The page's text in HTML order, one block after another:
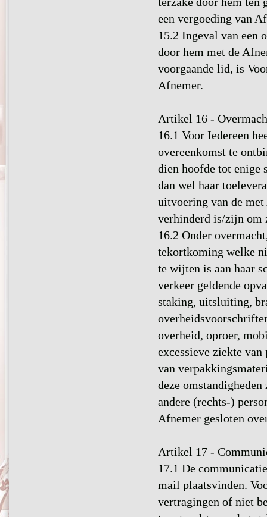
een vergoeding van
15.2 Ingeval van een
door hem met de
voorgaande lid, is
Afnemer.
Artikel 16 -
16.1 Voor Iedereen
overeenkomst te
dien hoofde tot enige
dan wel haar
uitvoering van de
verhinderd is/zijn om
16.2 Onder
tekortkoming welke
te wijten is aan haar
verkeer geldende
staking, uitsluiting,
overheid, oproer,
excessieve ziekte
van
deze
andere (rechts-)
Afnemer gesloten
Artikel 17 -
17.1 De
mail plaatsvinden.
vertragingen of niet